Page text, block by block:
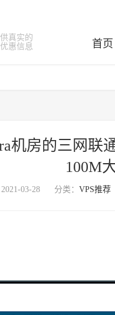
真实的
惠信息
首页
机房的三网联
100M
2021-03-28 分类： VPS推荐